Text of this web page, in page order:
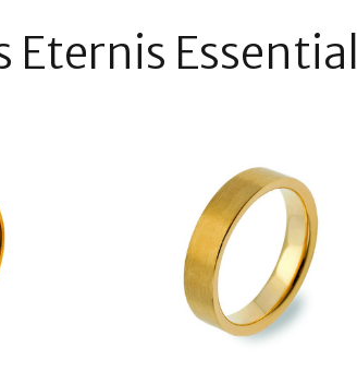
Eternis Essential